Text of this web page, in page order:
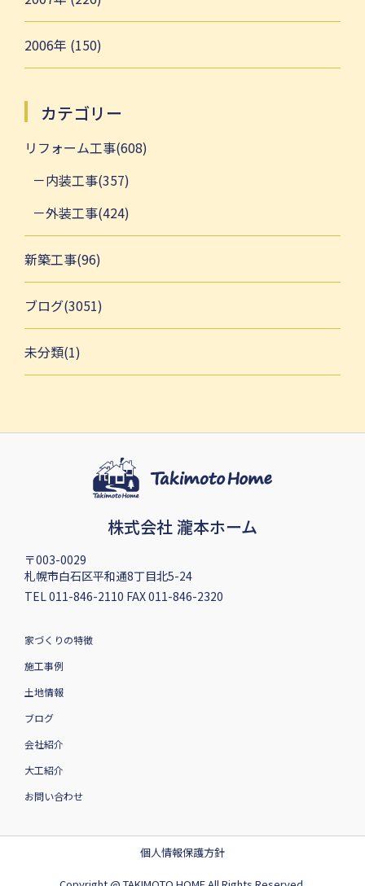
2006年 (150)
カテゴリー
リフォーム工事(608)
内装工事(357)
外装工事(424)
新築工事(96)
ブログ(3051)
未分類(1)
株式会社 瀧本ホーム
〒003-0029
札幌市白石区平和通8丁目北5-24
TEL 011-846-2110 FAX 011-846-2320
家づくりの特徴
施工事例
土地情報
ブログ
会社紹介
大工紹介
お問い合わせ
個人情報保護方針